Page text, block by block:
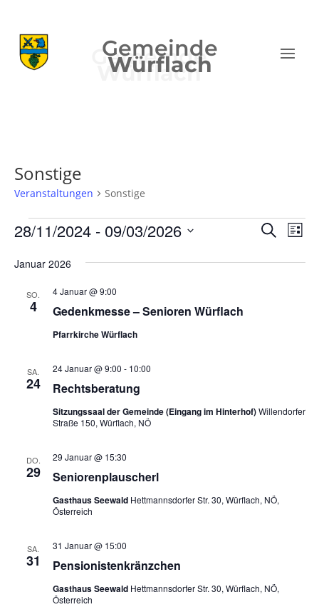
Gemeinde
Würflach
Sonstige
Veranstaltungen Sonstige
Veranstaltungen
und
SucheListe
28/11/2024 - 09/03/2026
wählen.
Januar 2026
SO.
4 Gedenkmesse – Senioren Würflach
4 Januar @ 9:00
Pfarrkirche Würflach
SA.
24 Rechtsberatung
24 Januar @ 9:00 - 10:00
Sitzungssaal der Gemeinde (Eingang im Hinterhof)Willendorfer
Straße 150, Würflach, NÖ
DO.
29 Seniorenplauscherl
29 Januar @ 15:30
Gasthaus Seewald Hettmannsdorfer Str. 30, Würflach, NÖ,
Österreich
SA.
31 Pensionistenkränzchen
31 Januar @ 15:00
Gasthaus Seewald Hettmannsdorfer Str. 30, Würflach, NÖ,
Österreich